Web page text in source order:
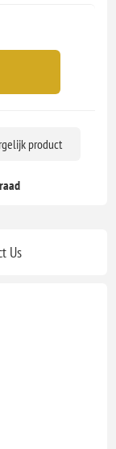
product
Us